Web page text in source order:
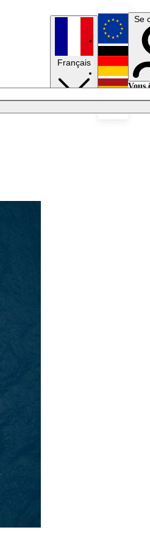
Français
Se
Vous